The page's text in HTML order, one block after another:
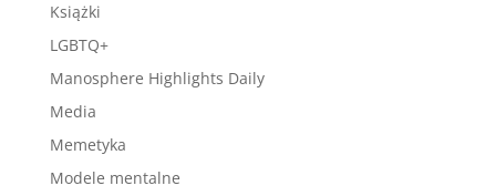
Książki
LGBTQ+
Manosphere Highlights Daily
Media
Memetyka
Modele mentalne